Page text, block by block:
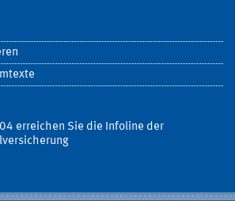
erreichen Sie die Infoline der